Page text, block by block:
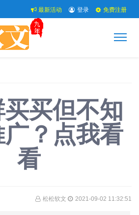
最新活动 登录 免费注册
买但不知
？点我看
看
松松软文 2021-09-02 11:32:51